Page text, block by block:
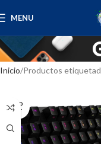
MENU
Inicio Productos
SOLD
OUT